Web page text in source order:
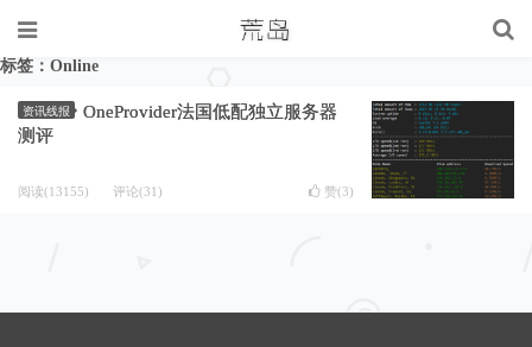
标签：Online
资讯线报
OneProvider法国低配独立服务器
测评
阅读(13155) 评论(31) 赞(3)